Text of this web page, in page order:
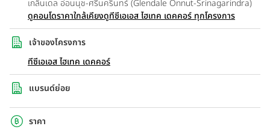
เกล็นเดล อ่อนนุช-ศรีนครินทร์ (Glendale Onnut-Srinagarindra)
ดูคอนโดราคาใกล้เคียงดูทีซีเอเอส ไฮเทค เดคคอร์ ทุกโครงการ
เจ้าของโครงการ
ทีซีเอเอส ไฮเทค เดคคอร์
แบรนด์ย่อย
ราคา